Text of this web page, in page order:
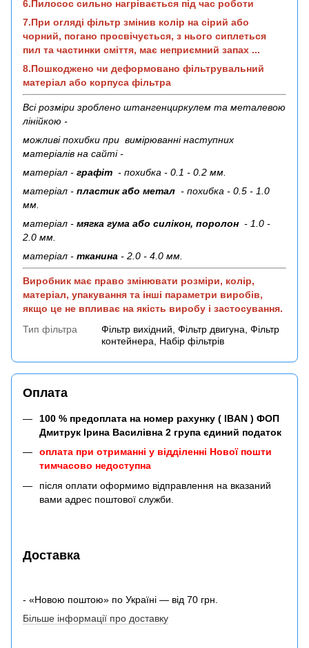
6.Пилосос сильно нагрівається під час роботи
7.При огляді фільтр змінив колір на сірий або
чорний, погано просвічується, з нього сиплеться
пил та частинки сміття, має неприємний запах ...
8.Пошкоджено чи деформовано фільтрувальний
матеріал або корпуса фільтра
Всі розміри зроблено штангенциркулем та металевою
лінійкою -
можливі похибки при вимірюванні наступних
матеріалів на сайті -
матеріал - графіт - похибка - 0.1 - 0.2 мм.
матеріал - пластик або метал - похибка - 0.5 - 1.0
мм.
матеріал - мягка гума або силікон, поролон - 1.0 -
2.0 мм.
матеріал - тканина - 2.0 - 4.0 мм.
Виробник має право змінювати розміри, колір,
матеріал, упакування та інші параметри виробів,
якщо це не впливає на якість виробу і застосування.
Тип фільтра
Фільтр вихідний, Фільтр двигуна, Фільтр
контейнера, Набір фільтрів
Оплата
100 % предоплата на номер рахунку ( IBAN ) ФОП
Дмитрук Ірина Василівна 2 група єдиний податок
оплата при отриманні у відділенні Нової пошти
тимчасово недоступна
після оплати оформимо відправлення на вказаний
вами адрес поштової служби.
Доставка
- «Новою поштою» по Україні — від 70 грн.
Більше інформації про доставку